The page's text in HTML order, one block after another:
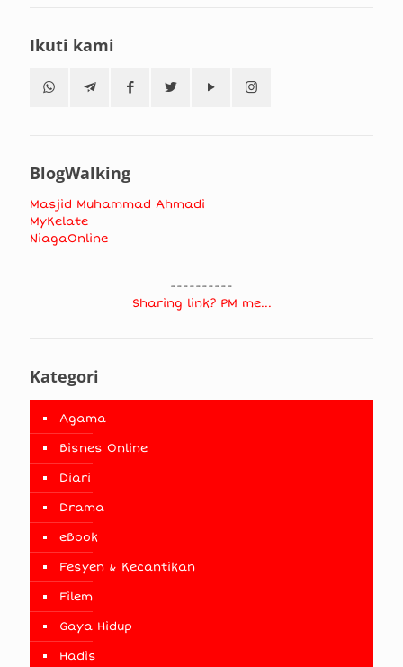
Ikuti kami
BlogWalking
Masjid Muhammad Ahmadi
MyKelate
NiagaOnline
----------
Sharing link? PM me...
Kategori
Agama
Bisnes Online
Diari
Drama
eBook
Fesyen & Kecantikan
Filem
Gaya Hidup
Hadis